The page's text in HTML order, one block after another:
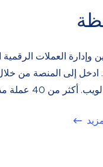
وإدارة العملات
إلى المنصة من
من 40 عملة مدعومة.